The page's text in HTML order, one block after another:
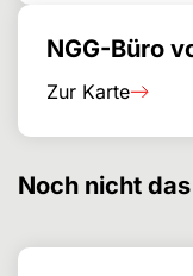
NGG-Büro
Zur Karte
Noch nicht
Search for